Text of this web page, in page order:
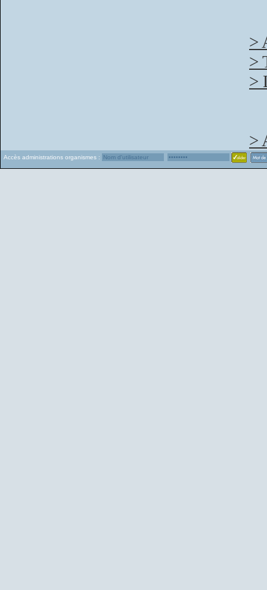
>
>
>
>
Accès administrations organismes :